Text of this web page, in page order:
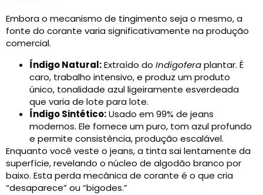
Embora o mecanismo de tingimento seja o mesmo, a
fonte do corante varia significativamente na produção
comercial.
Índigo Natural:Extraído do Indigoferaplantar. É
caro, trabalho intensivo, e produz um produto
único, tonalidade azul ligeiramente esverdeada
que varia de lote para lote.
Índigo Sintético:Usado em 99% de jeans
modernos. Ele fornece um puro, tom azul profundo
e permite consistência, produção escalável.
Enquanto você veste o jeans, a tinta sai lentamente da
superfície, revelando o núcleo de algodão branco por
baixo. Esta perda mecânica de corante é o que cria
“desaparece” ou “bigodes.”